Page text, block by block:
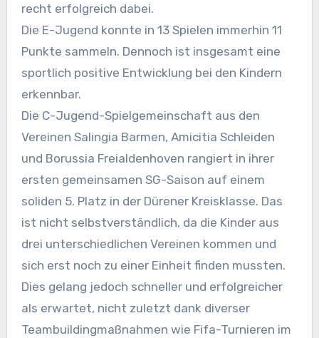
recht erfolgreich dabei.
Die E-Jugend konnte in 13 Spielen immerhin 11
Punkte sammeln. Dennoch ist insgesamt eine
sportlich positive Entwicklung bei den Kindern
erkennbar.
Die C-Jugend-Spielgemeinschaft aus den
Vereinen Salingia Barmen, Amicitia Schleiden
und Borussia Freialdenhoven rangiert in ihrer
ersten gemeinsamen SG-Saison auf einem
soliden 5. Platz in der Dürener Kreisklasse. Das
ist nicht selbstverständlich, da die Kinder aus
drei unterschiedlichen Vereinen kommen und
sich erst noch zu einer Einheit finden mussten.
Dies gelang jedoch schneller und erfolgreicher
als erwartet, nicht zuletzt dank diverser
Teambuildingmaßnahmen wie Fifa-Turnieren im